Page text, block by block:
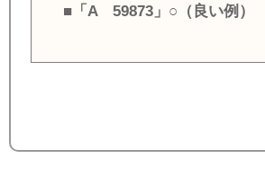
■「A 59873」○（良い例）